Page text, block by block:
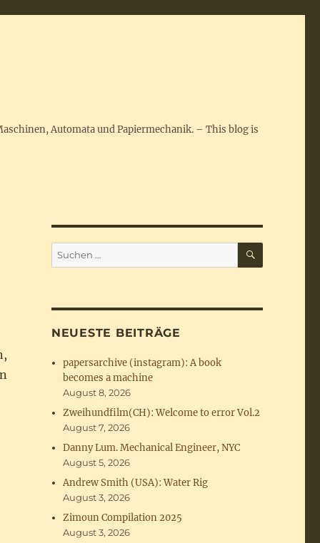
Automata und Papiermechanik. – This blog is
Suchen
nach:
SUCHEN
NEUESTE BEITRÄGE
papersarchive (instagram): A book
becomes a machine
August 8, 2026
Zweihundfilm(CH): Welcome to error Vol.2
August 7, 2026
Danny Lum. Mechanical Engineer, NYC
August 5, 2026
Andrew Smith (USA): Water Rig
August 3, 2026
Zimoun Compilation 2025
August 3, 2026